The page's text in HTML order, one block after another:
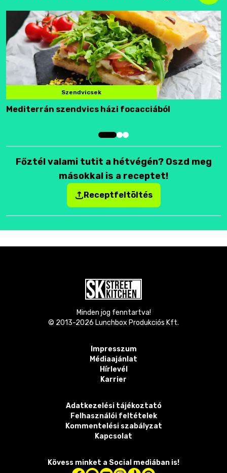
Szendvicsek
Mediterrán szendvics házi focacciából
Főztél valami tutit a hétvégén? Oszd meg
másokkal is a receptet!
Receptfeltöltés
Minden jog fenntartva!
© 2013-2026 Lunchbox Produkciós Kft.
Impresszum
Médiaajánlat
Hírlevél
Karrier
Adatkezelési tájékoztató
Felhasználói feltételek
Kommentelési szabályzat
Kapcsolat
Kövess minket a Social mediában is!